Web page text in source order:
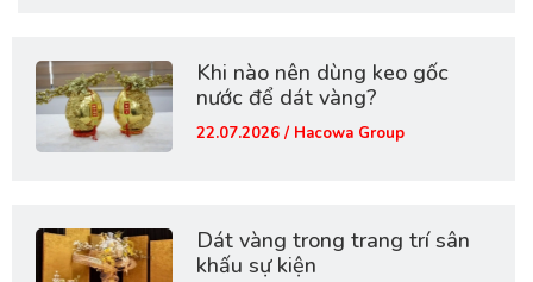
Khi nào nên dùng keo gốc
nước để dát vàng?
22.07.2026 / Hacowa Group
Dát vàng trong trang trí sân
khấu sự kiện